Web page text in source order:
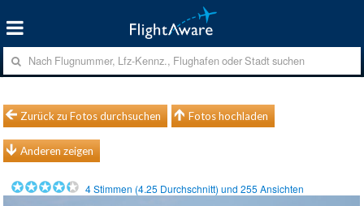
Zurück zu Fotos durchsuchen Fotos hochladen
Anderen zeigen
4Stimmen (4.25 Durchschnitt) und255 Ansichten